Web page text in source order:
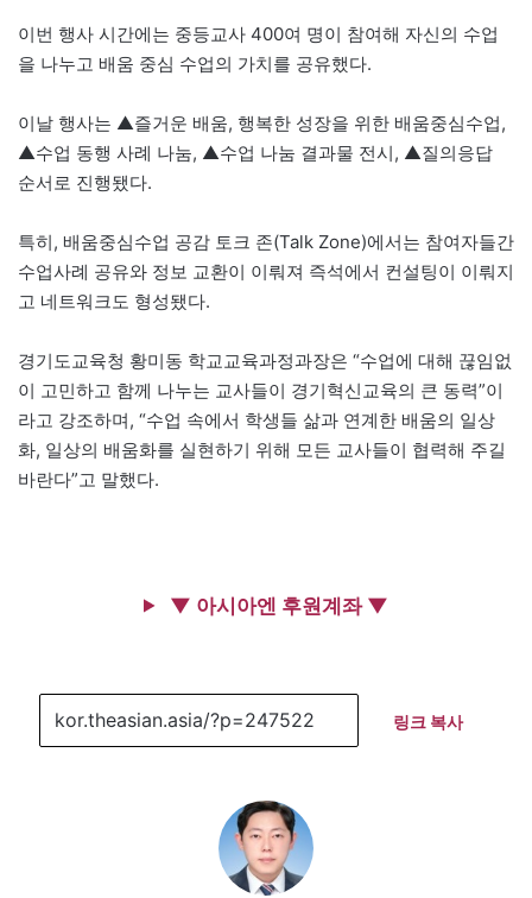
이번 행사 시간에는 중등교사 400여 명이 참여해 자신의 수업
을 나누고 배움 중심 수업의 가치를 공유했다.
이날 행사는 ▲즐거운 배움, 행복한 성장을 위한 배움중심수업,
▲수업 동행 사례 나눔, ▲수업 나눔 결과물 전시, ▲질의응답
순서로 진행됐다.
특히, 배움중심수업 공감 토크 존(Talk Zone)에서는 참여자들간
수업사례 공유와 정보 교환이 이뤄져 즉석에서 컨설팅이 이뤄지
고 네트워크도 형성됐다.
경기도교육청 황미동 학교교육과정과장은 “수업에 대해 끊임없
이 고민하고 함께 나누는 교사들이 경기혁신교육의 큰 동력”이
라고 강조하며, “수업 속에서 학생들 삶과 연계한 배움의 일상
화, 일상의 배움화를 실현하기 위해 모든 교사들이 협력해 주길
바란다”고 말했다.
▼ 아시아엔 후원계좌 ▼
링크 복사